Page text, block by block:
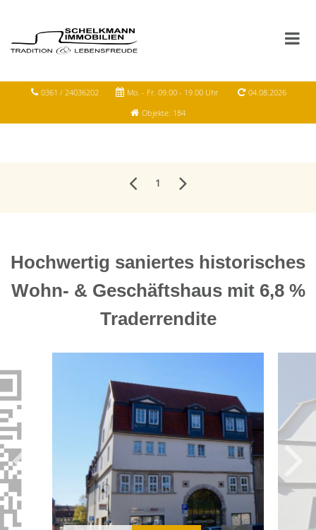
0361 / 24036202 Mo. - Fr. 09.00 - 19.00 Uhr
04.08.2026
Objekte: 184
1
Hochwertig saniertes historisches
Wohn- & Geschäftshaus mit 6,8 %
Traderrendite